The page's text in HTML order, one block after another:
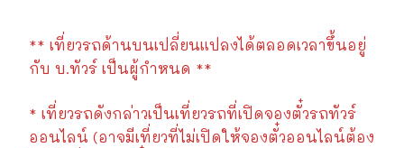
** เที่ยวรถด้านบนเปลี่ยนแปลงได้ตลอดเวลาขึ้นอยู่
กับ บ.ทัวร์ เป็นผู้กำหนด **
* เที่ยวรถดังกล่าวเป็นเที่ยวรถที่เปิดจองตั๋วรถทัวร์
ออนไลน์ (อาจมีเที่ยวที่ไม่เปิดให้จองตั๋วออนไลน์ต้อง